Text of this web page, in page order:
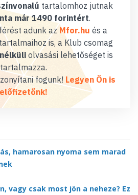
tartalomhoz jutnak
már 1490 forintért.
adunk az Mfor.hu és a
tartalmaihoz is, a Klub csomag
olvasási lehetőséget is
tartalmazza.
fogunk! Legyen Ön is
előfizetőnk!
hamarosan nyoma sem marad
vagy csak most jön a neheze? Ez